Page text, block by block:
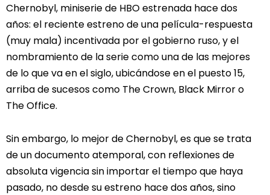
Chernobyl, miniserie de HBO estrenada hace dos
años: el reciente estreno de una película-respuesta
(muy mala) incentivada por el gobierno ruso, y el
nombramiento de la serie como una de las mejores
de lo que va en el siglo, ubicándose en el puesto 15,
arriba de sucesos como The Crown, Black Mirror o
The Office.
Sin embargo, lo mejor de Chernobyl, es que se trata
de un documento atemporal, con reflexiones de
absoluta vigencia sin importar el tiempo que haya
pasado, no desde su estreno hace dos años, sino